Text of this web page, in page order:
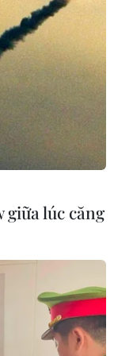
lớn xây
lúc căng